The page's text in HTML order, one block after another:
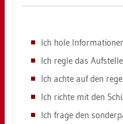
Ich hole
Ich regle das
Ich achte auf den
Ich rich­te mit den
Ich frage den